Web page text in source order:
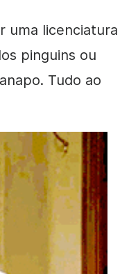
uma licenciatura
pinguins ou
Tudo ao